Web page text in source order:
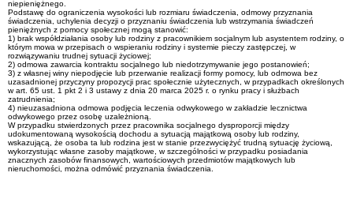
niepieniężnego.
Podstawę do ograniczenia wysokości lub rozmiaru świadczenia, odmowy przyznania
świadczenia, uchylenia decyzji o przyznaniu świadczenia lub wstrzymania świadczeń
pieniężnych z pomocy społecznej mogą stanowić:
1) brak współdziałania osoby lub rodziny z pracownikiem socjalnym lub asystentem rodziny, o
którym mowa w przepisach o wspieraniu rodziny i systemie pieczy zastępczej, w
rozwiązywaniu trudnej sytuacji życiowej;
2) odmowa zawarcia kontraktu socjalnego lub niedotrzymywanie jego postanowień;
3) z własnej winy niepodjęcie lub przerwanie realizacji formy pomocy, lub odmowa bez
uzasadnionej przyczyny propozycji prac społecznie użytecznych, w przypadkach określonych
w art. 65 ust. 1 pkt 2 i 3 ustawy z dnia 20 marca 2025 r. o rynku pracy i służbach
zatrudnienia;
4) nieuzasadniona odmowa podjęcia leczenia odwykowego w zakładzie lecznictwa
odwykowego przez osobę uzależnioną.
W przypadku stwierdzonych przez pracownika socjalnego dysproporcji między
udokumentowaną wysokością dochodu a sytuacją majątkową osoby lub rodziny,
wskazującą, że osoba ta lub rodzina jest w stanie przezwyciężyć trudną sytuację życiową,
wykorzystując własne zasoby majątkowe, w szczególności w przypadku posiadania
znacznych zasobów finansowych, wartościowych przedmiotów majątkowych lub
nieruchomości, można odmówić przyznania świadczenia.